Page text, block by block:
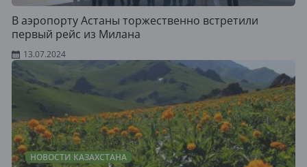
В аэропорту Астаны торжественно встретили
первый рейс из Милана
13.07.2024
НОВОСТИ КАЗАХСТАНА